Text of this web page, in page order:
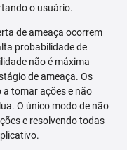
o usuário.
de ameaça ocorrem
probabilidade de
não é máxima
de ameaça. Os
tomar ações e não
O único modo de não
e resolvendo todas